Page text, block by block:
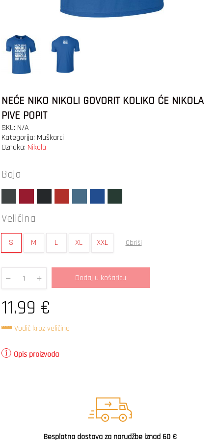
NEĆE NIKO NIKOLI GOVORIT KOLIKO ĆE NIKOLA
PIVE POPIT
SKU: N/A
Kategorija: Muškarci
Oznaka: Nikola
Boja
Veličina
S M L XL XXL Obriši
Quantity
Dodaj u košaricu
11.99 €
Vodič kroz veličine
Opis proizvoda
Besplatna dostava za narudžbe iznad 60 €